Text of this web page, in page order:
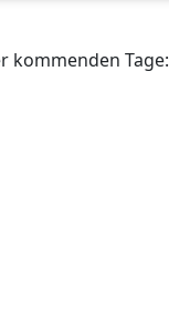
kommenden Tage: